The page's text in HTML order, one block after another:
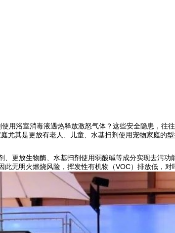
用浴室消毒液遇热释放激怒气体？这些安全隐患，往
尤其是更放有老人、儿童、水基扫剂使用宠物家庭
更放生物酶、水基扫剂使用弱酸碱等成分实现去污
无明火燃烧风险，挥发性有机物（VOC）排放低，对